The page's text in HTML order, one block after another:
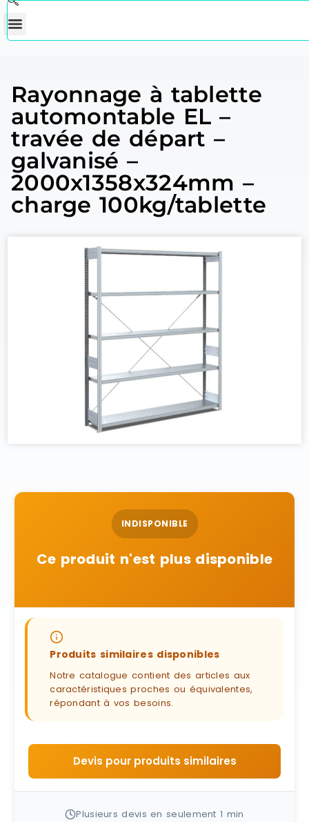
Rayonnage à tablette
automontable EL –
travée de départ –
galvanisé –
2000x1358x324mm –
charge 100kg/tablette
INDISPONIBLE
Ce produit n'est plus disponible
Produits similaires disponibles
Notre catalogue contient des articles aux
caractéristiques proches ou équivalentes,
répondant à vos besoins.
Devis pour produits similaires
Plusieurs devis en seulement 1 min